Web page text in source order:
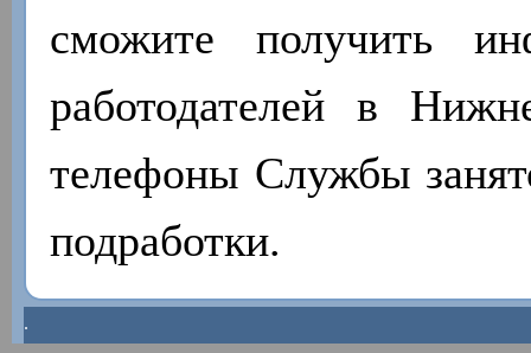
сможите получить
работодателей в
телефоны Службы
подработки.
.